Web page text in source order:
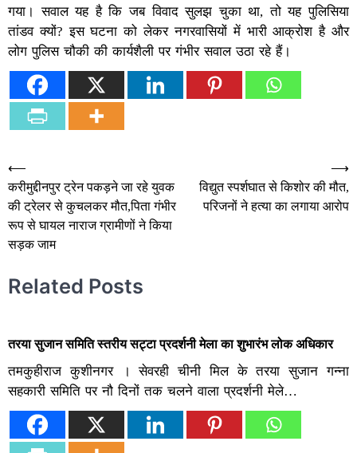
गया। सवाल यह है कि जब विवाद सुलझ चुका था, तो यह पुलिसिया
तांडव क्यों? इस घटना को लेकर नगरवासियों में भारी आक्रोश है और
लोग पुलिस चौकी की कार्यशैली पर गंभीर सवाल उठा रहे हैं।
Post
navigation
⟵
करीमुद्दीनपुर ट्रेन पकड़ने जा रहे युवक
की ट्रेलर से कुचलकर मौत,पिता गंभीर
रूप से घायल नाराज ग्रामीणों ने किया
सड़क जाम
विद्युत स्पर्शघात से किशोर की मौत,
परिजनों ने हत्या का लगाया आरोप
⟶
Related Posts
तरया सुजान समिति स्तरीय सट्टा प्रदर्शनी मेला का शुभारंभ लोक अधिकार
तमकुहीराज कुशीनगर । सेवरही चीनी मिल के तरया सुजान गन्ना
सहकारी समिति पर नौ दिनों तक चलने वाला प्रदर्शनी मेले…